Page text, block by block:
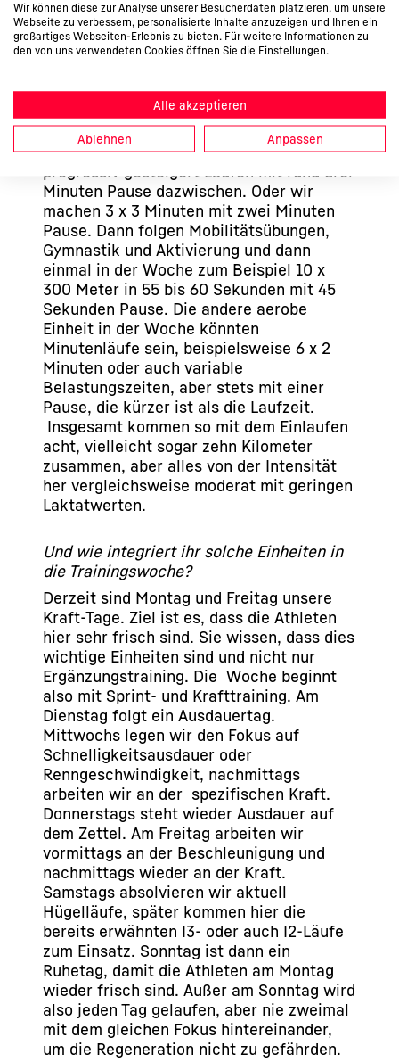
Wenn du von 8 Kilometern Umfang
spricht, heißt das dann auch Dauerläufe
oder findet alles in Form von Intervallen
Nein, Dauerläufe machen wir nicht. Eine
typische Einheit mit hohem Umfang
bestünde aus einem Warm-up in Form von
zum Beispiel zwei Mal fünf Minuten
progressiv gesteigert Laufen mit rund drei
Minuten Pause dazwischen. Oder wir
machen 3 x 3 Minuten mit zwei Minuten
Pause. Dann folgen Mobilitätsübungen,
Gymnastik und Aktivierung und dann
einmal in der Woche zum Beispiel 10 x
300 Meter in 55 bis 60 Sekunden mit 45
Sekunden Pause. Die andere aerobe
Einheit in der Woche könnten
Minutenläufe sein, beispielsweise 6 x 2
Minuten oder auch variable
Belastungszeiten, aber stets mit einer
Pause, die kürzer ist als die Laufzeit.
Insgesamt kommen so mit dem Einlaufen
acht, vielleicht sogar zehn Kilometer
zusammen, aber alles von der Intensität
her vergleichsweise moderat mit geringen
Laktatwerten.
Und wie integriert ihr solche Einheiten in
die Trainingswoche?
Derzeit sind Montag und Freitag unsere
Kraft-Tage. Ziel ist es, dass die Athleten
hier sehr frisch sind. Sie wissen, dass dies
wichtige Einheiten sind und nicht nur
Ergänzungstraining. Die Woche beginnt
also mit Sprint- und Krafttraining. Am
Dienstag folgt ein Ausdauertag.
Mittwochs legen wir den Fokus auf
Schnelligkeitsausdauer oder
Renngeschwindigkeit, nachmittags
arbeiten wir an der spezifischen Kraft.
Donnerstags steht wieder Ausdauer auf
dem Zettel. Am Freitag arbeiten wir
vormittags an der Beschleunigung und
nachmittags wieder an der Kraft.
Samstags absolvieren wir aktuell
Hügelläufe, später kommen hier die
bereits erwähnten I3- oder auch I2-Läufe
zum Einsatz. Sonntag ist dann ein
Ruhetag, damit die Athleten am Montag
wieder frisch sind. Außer am Sonntag wird
also jeden Tag gelaufen, aber nie zweimal
mit dem gleichen Fokus hintereinander,
um die Regeneration nicht zu gefährden.
Wir können diese zur Analyse unserer Besucherdaten platzieren, um unsere
Webseite zu verbessern, personalisierte Inhalte anzuzeigen und Ihnen ein
großartiges Webseiten-Erlebnis zu bieten. Für weitere Informationen zu
den von uns verwendeten Cookies öffnen Sie die Einstellungen.
Alle akzeptieren
Ablehnen Anpassen